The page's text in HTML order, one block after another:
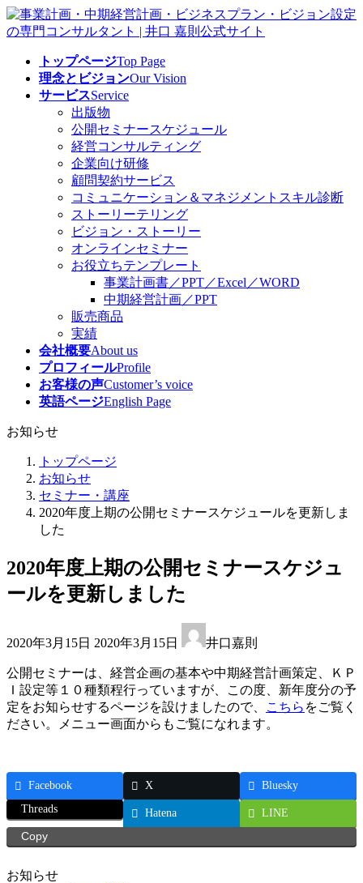
コ
ン
ナ
ビ
トップページTop Page
理念とビジョンOur Vision
サービスService
出版物
公開セミナースケジュール
経営コンサルティング
企業向け研修
顧問契約サービス
コミュニケーション＆マネジメントスキル診断
ストーリーテリング
ビジョン・ストーリー
オンラインセミナー
お役立ちテンプレート
事業計画書／PPT／Excel／WORD
中期経営計画／PPT
販売商品
実績
会社概要About us
プロフィールProfile
お客様の声Customer’s voice
英語ページEnglish Page
お知らせ
トップページ
お知らせ
セミナー・講座
2020年度上期の公開セミナースケジュールを更新しま
した
2020年度上期の公開セミナースケジュ
ールを更新しました
2020年3月15日 終
新
日
時
:
2020年3月15日 井口嘉則
公開セミナーは、経営企画の基本や中期経営計画策定、ＫＰ
Ｉ設定等１０種類程行っていますが、この度、新年度分の予
定をお知らせするページを設けましたので、
こちら をご覧く
ださい。メニュー画面からもご覧になれます。
Facebook X
Bluesky
Threads
Hatena
LINE
Copy
お知らせ